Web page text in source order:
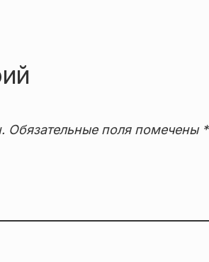
Обязательные поля помечены *